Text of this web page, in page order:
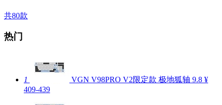
共80款
热门
1 VGN V98PRO V2限定款 极地狐轴 9.8 ¥
409-439